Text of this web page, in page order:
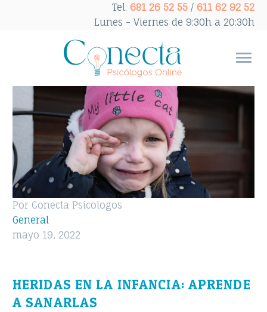
Tel. 681 26 52 55 / 611 62 92 52
Lunes - Viernes de 9:30h a 20:30h
Por Conecta Psicologos
General
mayo 19, 2022
HERIDAS EN LA INFANCIA: APRENDE
A SANARLAS